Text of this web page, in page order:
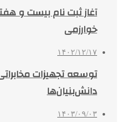
آغاز ثبت نام بیست و
خوارزمی
۱۴۰۲/۱۲/۱۷
توسعه تجهیزات
دانش‌بنیان‌ها
۱۴۰۳/۰۹/۰۳